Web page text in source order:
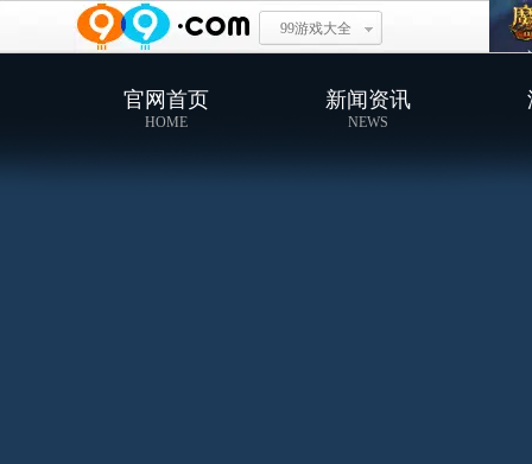
99游戏大全
官网首页
HOME
新闻资讯
NEWS